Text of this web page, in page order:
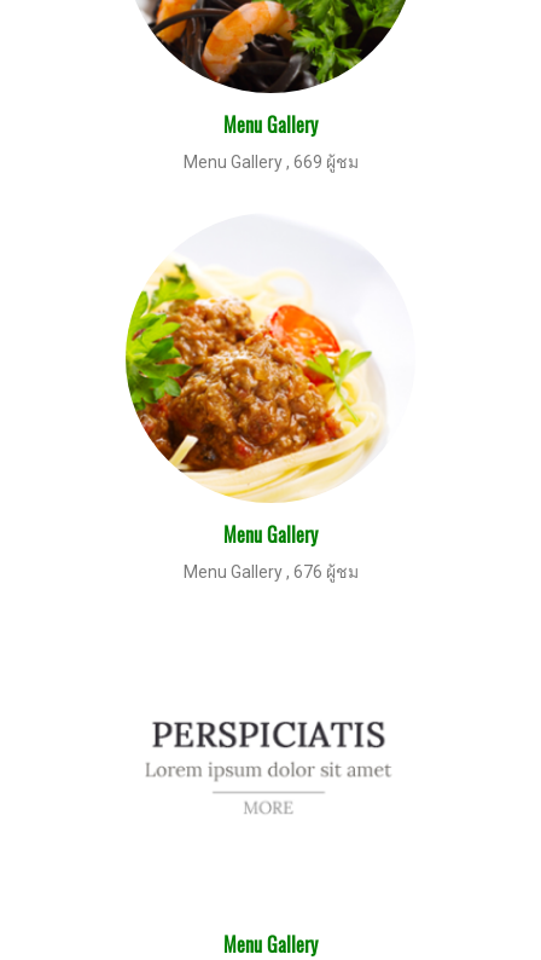
Menu Gallery
Menu Gallery, 669 ผู้ชม
Menu Gallery
Menu Gallery, 676 ผู้ชม
Menu Gallery